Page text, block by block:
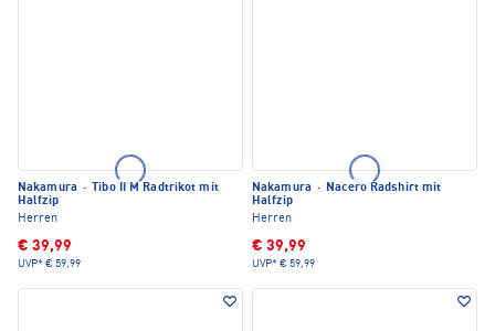
Nakamura ·
Tibo II M Radtrikot mit
Halfzip
Herren
€ 39,99
UVP* € 59,99
Nakamura · Nacero Radshirt mit
Halfzip
Herren
€ 39,99
UVP* € 59,99